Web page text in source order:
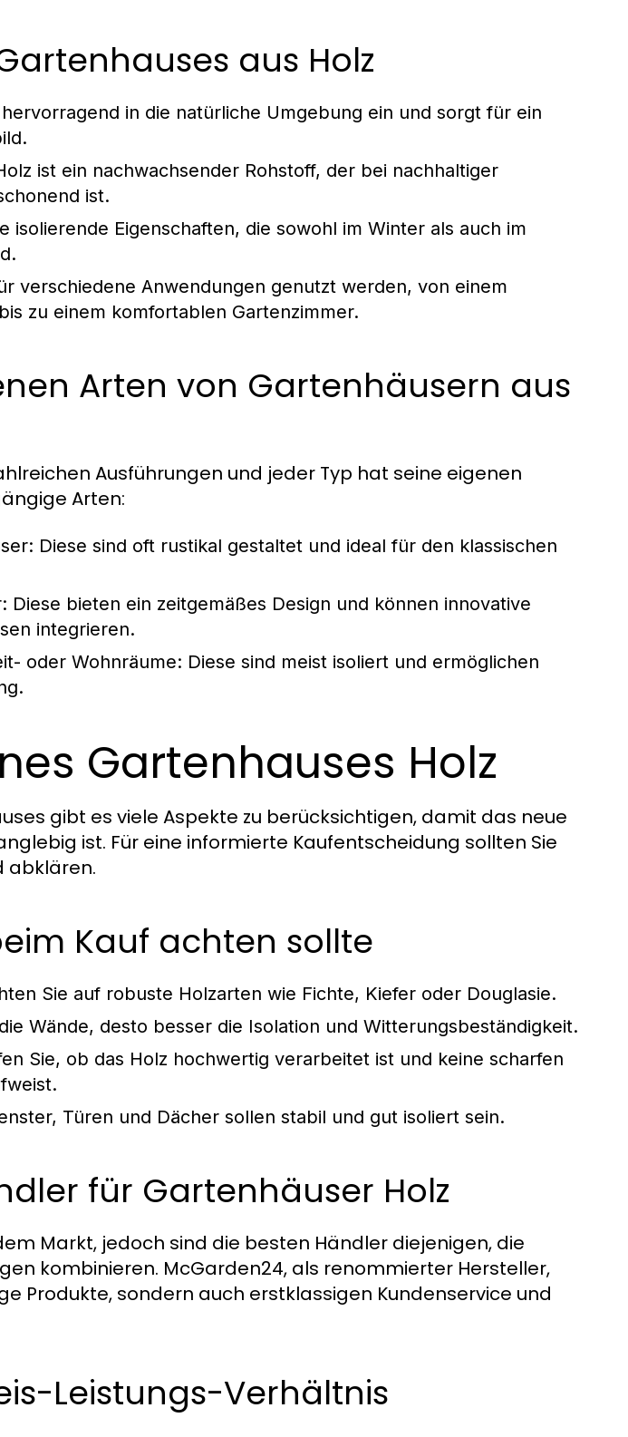
aus Holz
in die natürliche Umgebung ein und sorgt für ein
ist ein nachwachsender Rohstoff, der bei nachhaltiger
ist.
isolierende Eigenschaften, die sowohl im Winter als auch im
verschiedene Anwendungen genutzt werden, von einem
zu einem komfortablen Gartenzimmer.
Arten von Gartenhäusern aus
Ausführungen und jeder Typ hat seine eigenen
Arten:
Diese sind oft rustikal gestaltet und ideal für den klassischen
Diese bieten ein zeitgemäßes Design und können innovative
integrieren.
oder Wohnräume: Diese sind meist isoliert und ermöglichen
Gartenhauses Holz
gibt es viele Aspekte zu berücksichtigen, damit das neue
ist. Für eine informierte Kaufentscheidung sollten Sie
abklären.
Kauf achten sollte
Sie auf robuste Holzarten wie Fichte, Kiefer oder Douglasie.
Wände, desto besser die Isolation und Witterungsbeständigkeit.
Sie, ob das Holz hochwertig verarbeitet ist und keine scharfen
Türen und Dächer sollen stabil und gut isoliert sein.
für Gartenhäuser Holz
Markt, jedoch sind die besten Händler diejenigen, die
kombinieren. McGarden24, als renommierter Hersteller,
Produkte, sondern auch erstklassigen Kundenservice und
Leistungs-Verhältnis